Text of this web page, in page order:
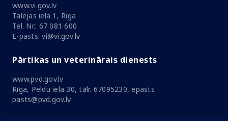
www.vi.gov.lv
Talejas iela 1, Riga
Tel. Nr.: 67 081 600
E-pasts: vi@vi.gov.lv
Pārtikas un veterinārais dienests
www.pvd.gov.lv
Rīga, Peldu iela 30, tālr. 67095230, epasts
pasts@pvd.gov.lv